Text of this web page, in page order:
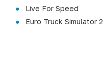
Live For Speed
Euro Truck Simulator 2